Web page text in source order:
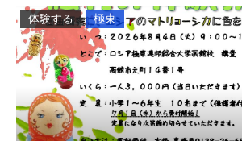
体験する 極東